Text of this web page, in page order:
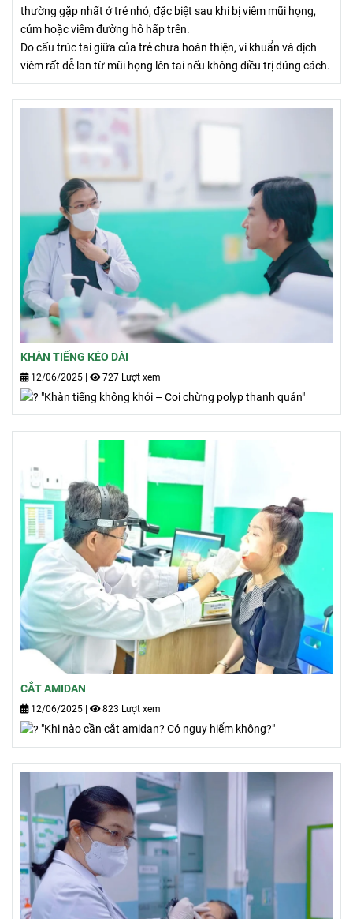
thường gặp nhất ở trẻ nhỏ, đặc biệt sau khi bị viêm mũi họng,
cúm hoặc viêm đường hô hấp trên.
Do cấu trúc tai giữa của trẻ chưa hoàn thiện, vi khuẩn và dịch
viêm rất dễ lan từ mũi họng lên tai nếu không điều trị đúng cách.
KHÀN TIẾNG KÉO DÀI
12/06/2025 | 727 Lượt xem
"Khàn tiếng không khỏi – Coi chừng polyp thanh quản"
CẮT AMIDAN
12/06/2025 823 Lượt xem
"Khi nào cần cắt amidan? Có nguy hiểm không?"